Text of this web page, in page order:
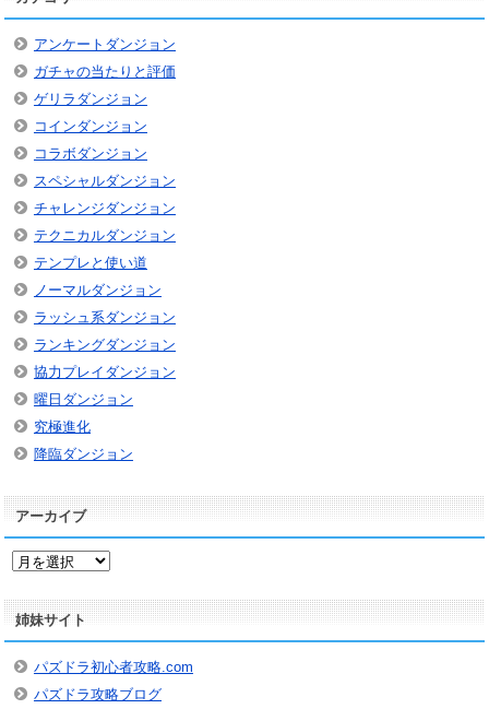
アンケートダンジョン
ガチャの当たりと評価
ゲリラダンジョン
コインダンジョン
コラボダンジョン
スペシャルダンジョン
チャレンジダンジョン
テクニカルダンジョン
テンプレと使い道
ノーマルダンジョン
ラッシュ系ダンジョン
ランキングダンジョン
協力プレイダンジョン
曜日ダンジョン
究極進化
降臨ダンジョン
アーカイブ
ア
カ
イ
ブ
姉妹サイト
パズドラ初心者攻略.com
パズドラ攻略ブログ